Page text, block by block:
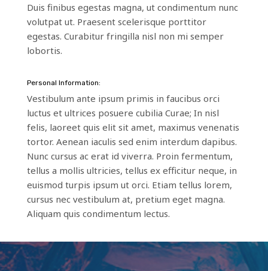
Duis finibus egestas magna, ut condimentum nunc
volutpat ut. Praesent scelerisque porttitor
egestas. Curabitur fringilla nisl non mi semper
lobortis.
Personal Information:
Vestibulum ante ipsum primis in faucibus orci
luctus et ultrices posuere cubilia Curae; In nisl
felis, laoreet quis elit sit amet, maximus venenatis
tortor. Aenean iaculis sed enim interdum dapibus.
Nunc cursus ac erat id viverra. Proin fermentum,
tellus a mollis ultricies, tellus ex efficitur neque, in
euismod turpis ipsum ut orci. Etiam tellus lorem,
cursus nec vestibulum at, pretium eget magna.
Aliquam quis condimentum lectus.